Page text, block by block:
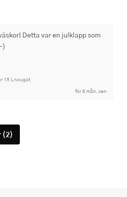
Detta var en julklapp som
)
15 L nougat
för 6 mån. sen
(2)